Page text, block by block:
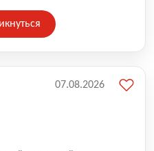
07.08.2026